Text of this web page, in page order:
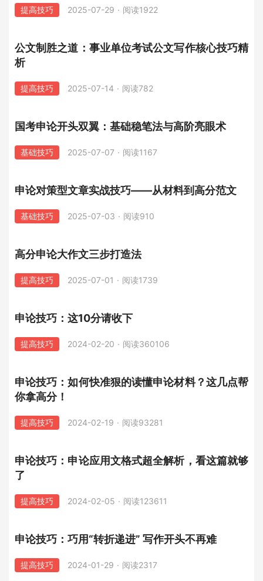
提高技巧 2025-07-29 · 阅读1922
公文制胜之道：事业单位考试公文写作核心技巧精
析
提高技巧 2025-07-14 · 阅读782
国考申论开头双翼：基础稳笔法与高阶亮眼术
基础技巧 2025-07-07 · 阅读1167
申论对策型文章实战技巧——从材料到高分范文
基础技巧 2025-07-03 · 阅读910
高分申论大作文三步打造法
提高技巧 2025-07-01 · 阅读1739
申论技巧：这10分请收下
提高技巧 2024-02-20 · 阅读360106
申论技巧：如何快准狠的读懂申论材料？这几点帮
你拿高分！
提高技巧 2024-02-19 · 阅读93281
申论技巧：申论应用文格式超全解析，看这篇就够
了
提高技巧 2024-02-05 · 阅读123611
申论技巧：巧用“转折递进” 写作开头不再难
提高技巧 2024-01-29 · 阅读2317